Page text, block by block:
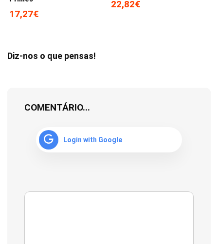
17,27€
22,82€
Diz-nos o que pensas!
COMENTÁRIO...
Login with Google